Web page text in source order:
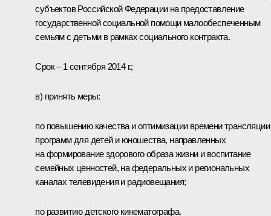
субъектов Российской Федерации на предоставление
государственной социальной помощи малообеспеченным
семьям с детьми в рамках социального контракта.
Срок – 1 сентября 2014 г.;
в) принять меры:
по повышению качества и оптимизации времени трансляции
программ для детей и юношества, направленных
на формирование здорового образа жизни и воспитание
семейных ценностей, на федеральных и региональных
каналах телевидения и радиовещания;
по развитию детского кинематографа.